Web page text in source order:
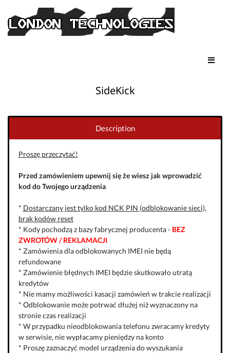
SideKick
Description
Proszę przeczytać!
Przed zamówieniem upewnij się że wiesz jak wprowadzić
kod do Twojego urządzenia
* Dostarczany jest tylko kod NCK PIN (odblokowanie sieci),
brak kodów reset
* Kody pochodzą z bazy fabrycznej producenta - BEZ
ZWROTÓW / REKLAMACJI
* Zamówienia dla odblokowanych IMEI nie będą
refundowane
* Zamówienie błędnych IMEI będzie skutkowało utratą
kredytów
* Nie mamy możliwości kasacji zamówień w trakcie realizacji
* Odblokowanie może potrwać dłużej niż wyznaczony na
stronie czas realizacji
* W przypadku nieodblokowania telefonu zwracamy kredyty
w serwisie, nie wypłacamy pieniędzy na konto
* Proszę zaznaczyć model urządzenia do wyszukania